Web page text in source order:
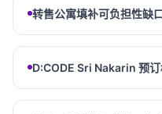
转售公寓填补可负担性缺
D:CODE Sri Nakarin 预